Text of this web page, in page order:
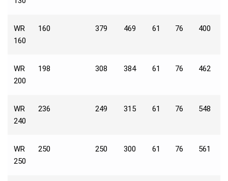
WR
160
160 379 469 61 76 400
WR
200
198 308 384 61 76 462
WR
240
236 249 315 61 76 548
WR
250
250 250 300 61 76 561